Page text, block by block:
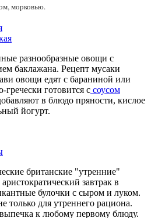
морковью.
разнообразные овощи с
баклажана. Рецепт мусаки
овощи едят с бараниной или
гречески готовится с соусом
в блюдо пряности, кислое
йогурт.
британские "утренние"
завтрак в
булочки с сыром и луком.
только для утреннего рациона.
к любому первому блюду.